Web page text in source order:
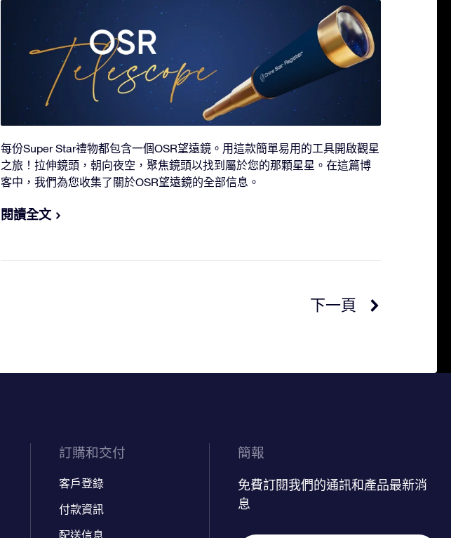
每份Super Star禮物都包含一個OSR望遠鏡。用這款簡單易用的工具開啟觀星
之旅！拉伸鏡頭，朝向夜空，聚焦鏡頭以找到屬於您的那顆星星。在這篇博
客中，我們為您收集了關於OSR望遠鏡的全部信息。
閱讀全文
下一頁
訂購和交付
客戶登錄
付款資訊
配送信息
簡報
免費訂閱我們的通訊和產品最新消
息